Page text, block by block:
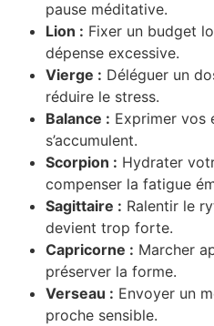
pause méditative.
Lion : Fixer un budget
dépense excessive.
Vierge : Déléguer un
réduire le stress.
Balance : Exprimer vos
s’accumulent.
Scorpion : Hydrater
compenser la fatigue
Sagittaire : Ralentir le
devient trop forte.
Capricorne : Marcher
préserver la forme.
Verseau : Envoyer un
proche sensible.